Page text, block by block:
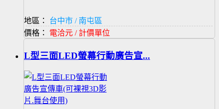
地區：
台中市 / 南屯區
價格： 電洽元 / 計價單位
L型三面LED螢幕行動廣告宣...